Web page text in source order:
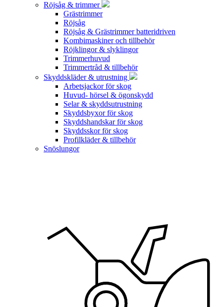
Röjsåg & trimmer
Grästrimmer
Röjsåg
Röjsåg & Grästrimmer batteridriven
Kombimaskiner och tillbehör
Röjklingor & slyklingor
Trimmerhuvud
Trimmertråd & tillbehör
Skyddskläder & utrustning
Arbetsjackor för skog
Huvud- hörsel & ögonskydd
Selar & skyddsutrustning
Skyddsbyxor för skog
Skyddshandskar för skog
Skyddsskor för skog
Profilkläder & tillbehör
Snöslungor